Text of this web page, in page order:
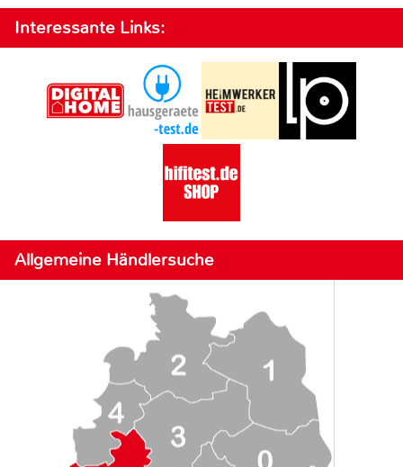
Interessante Links:
Allgemeine Händlersuche